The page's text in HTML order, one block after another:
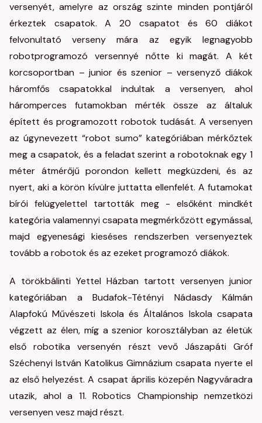
versenyét, amelyre az ország szinte minden pontjáról
érkeztek csapatok. A 20 csapatot és 60 diákot
felvonultató verseny mára az egyik legnagyobb
robotprogramozó versennyé nőtte ki magát. A két
korcsoportban – junior és szenior – versenyző diákok
háromfős csapatokkal indultak a versenyen, ahol
háromperces futamokban mérték össze az általuk
épített és programozott robotok tudását. A versenyen
az úgynevezett “robot sumo” kategóriában mérkőztek
meg a csapatok, és a feladat szerint a robotoknak egy 1
méter átmérőjű porondon kellett megküzdeni, és az
nyert, aki a körön kívülre juttatta ellenfelét. A futamokat
bírói felügyelettel tartották meg - elsőként mindkét
kategória valamennyi csapata megmérkőzött egymással,
majd egyenesági kieséses rendszerben versenyeztek
tovább a robotok és az ezeket programozó diákok.
A törökbálinti Yettel Házban tartott versenyen junior
kategóriában a Budafok-Tétényi Nádasdy Kálmán
Alapfokú Művészeti Iskola és Általános Iskola csapata
végzett az élen, míg a szenior korosztályban az életük
első robotika versenyén részt vevő Jászapáti Gróf
Széchenyi István Katolikus Gimnázium csapata nyerte el
az első helyezést. A csapat április közepén Nagyváradra
utazik, ahol a 11. Robotics Championship nemzetközi
versenyen vesz majd részt.